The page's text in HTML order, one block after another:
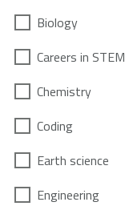
Biology
Careers in STEM
Chemistry
Coding
Earth science
Engineering